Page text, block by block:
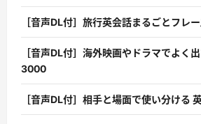
［音声DL付］旅行英会話まるごとフレ
［音声DL付］海外映画やドラマでよく
3000
［音声DL付］相手と場面で使い分ける